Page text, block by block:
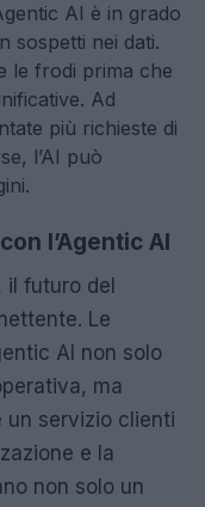
AI è in grado
sospetti nei dati.
le frodi prima che
Ad
più richieste di
l’AI può
l’Agentic AI
il futuro del
Le
AI non solo
ma
un servizio clienti
e la
non solo un